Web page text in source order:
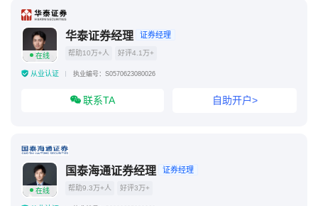
融资融券只能在一家券商开户吗
在线
华泰证券经理 证券经理
帮助10万+人 好评4.1万+
从业认证 执业编号：S0570623080026
联系TA 自助开户>
在线
国泰海通证券经理 证券经理
帮助9.3万+人 好评3万+